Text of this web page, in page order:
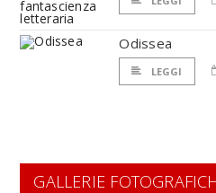
Odissea
LEGGI
GALLERIE